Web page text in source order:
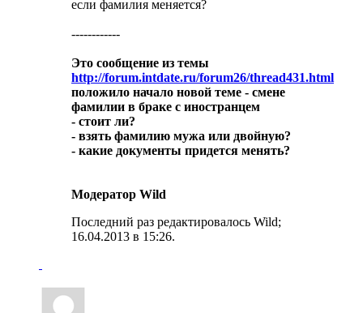
если фамилия меняется?
------------
Это сообщение из темы
http://forum.intdate.ru/forum26/thread431.html
положило начало новой теме - смене
фамилии в браке с иностранцем
- стоит ли?
- взять фамилию мужа или двойную?
- какие документы придется менять?
Модератор Wild
Последний раз редактировалось Wild;
16.04.2013 в 15:26.